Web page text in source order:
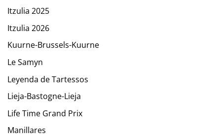
Itzulia 2025
Itzulia 2026
Kuurne-Brussels-Kuurne
Le Samyn
Leyenda de Tartessos
Lieja-Bastogne-Lieja
Life Time Grand Prix
Manillares